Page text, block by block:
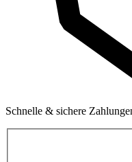
Schnelle & sichere